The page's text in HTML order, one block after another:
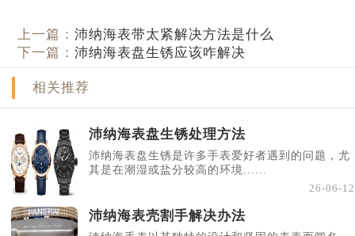
上一篇：沛纳海表带太紧解决方法是什么
下一篇：沛纳海表盘生锈应该咋解决
相关推荐
沛纳海表盘生锈处理方法
沛纳海表盘生锈是许多手表爱好者遇到的问题，尤
其是在潮湿或盐分较高的环境......
26-06-12
沛纳海表壳割手解决办法